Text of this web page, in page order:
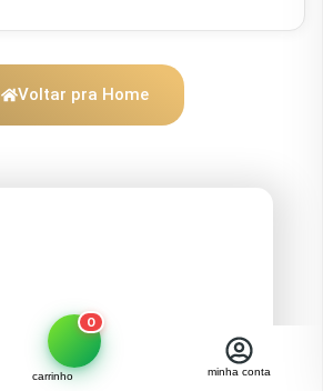
Voltar pra Home
0
carrinho minha conta